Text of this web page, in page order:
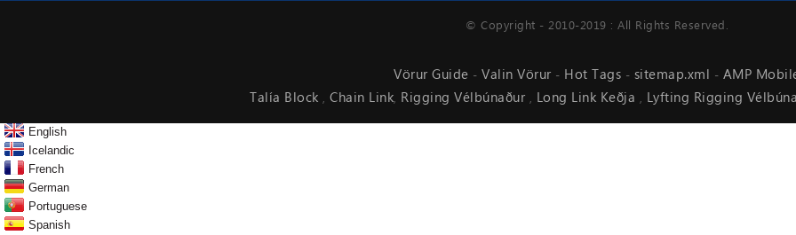
© Copyright - 2010-2019 : All Rights Reserved.
Vörur Guide -Valin Vörur - Hot Tags - sitemap.xml - AMP
Talía Block,Chain Link, Rigging Vélbúnaður , Long Link Keðja , Lyfting Rigging
English
Icelandic
French
German
Portuguese
Spanish